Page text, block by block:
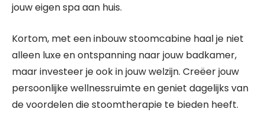
jouw eigen spa aan huis.
Kortom, met een inbouw stoomcabine haal je niet
alleen luxe en ontspanning naar jouw badkamer,
maar investeer je ook in jouw welzijn. Creëer jouw
persoonlijke wellnessruimte en geniet dagelijks van
de voordelen die stoomtherapie te bieden heeft.